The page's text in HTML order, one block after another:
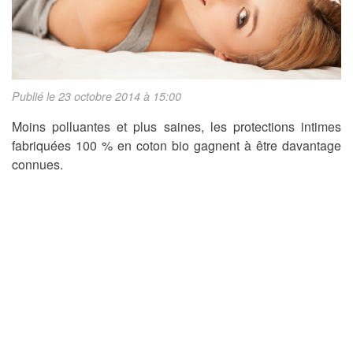
Publié le 23 octobre 2014 à 15:00
Moins polluantes et plus saines, les protections intimes
fabriquées 100 % en coton bio gagnent à être davantage
connues.